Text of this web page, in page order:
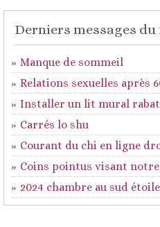
Derniers messages
Manque de sommeil
Relations sexuelles après
Installer un lit mural
Carrés lo shu
Courant du chi en ligne
Coins pointus visant
2024 chambre au sud étoile